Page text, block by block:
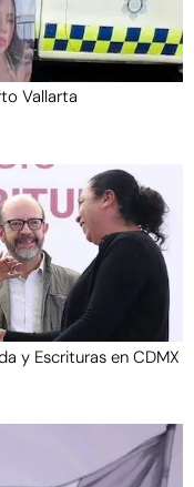
Vallarta
y Escrituras en CDMX